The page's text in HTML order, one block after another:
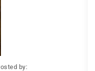
by: